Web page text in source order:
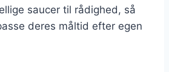
saucer til rådighed, så
deres måltid efter egen